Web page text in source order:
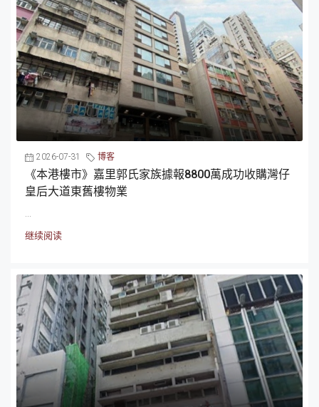
2026-07-31 博客
《本港樓市》嘉里郭氏家族據報8800萬成功收購灣仔
皇后大道東舊樓物業
...
继续阅读